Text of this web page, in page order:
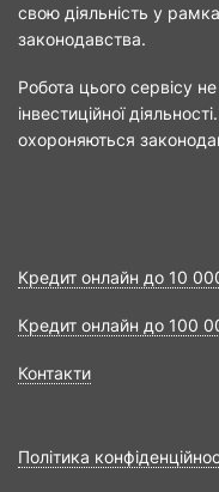
свою діяльність у
законодавства.
Робота цього сервісу
інвестиційної
охороняються
Кредит онлайн до 10
Кредит онлайн до 100
Контакти
Політика